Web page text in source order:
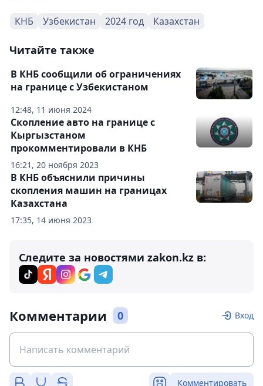
КНБ Узбекистан 2024 год Казахстан
Читайте также
12:48, 11 июня 2024
В КНБ сообщили об ограничениях
на границе с Узбекистаном
16:21, 20 ноября 2023
Скопление авто на границе с
Кыргызстаном
прокомментировали в КНБ
17:35, 14 июня 2023
В КНБ объяснили причины
скопления машин на границах
Казахстана
Следите за новостями zakon.kz в:
Комментарии 0 Вход
Комментировать